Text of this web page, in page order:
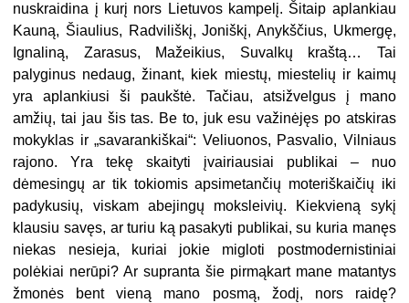
nuskraidina į kurį nors Lietuvos kampelį. Šitaip aplankiau
Kauną, Šiaulius, Radviliškį, Joniškį, Anykščius, Ukmergę,
Ignaliną, Zarasus, Mažeikius, Suvalkų kraštą… Tai
palyginus nedaug, žinant, kiek miestų, miestelių ir kaimų
yra aplankiusi ši paukštė. Tačiau, atsižvelgus į mano
amžių, tai jau šis tas. Be to, juk esu važinėjęs po atskiras
mokyklas ir „savarankiškai“: Veliuonos, Pasvalio, Vilniaus
rajono. Yra tekę skaityti įvairiausiai publikai – nuo
dėmesingų ar tik tokiomis apsimetančių moteriškaičių iki
padykusių, viskam abejingų moksleivių. Kiekvieną sykį
klausiu savęs, ar turiu ką pasakyti publikai, su kuria manęs
niekas nesieja, kuriai jokie migloti postmodernistiniai
polėkiai nerūpi? Ar supranta šie pirmąkart mane matantys
žmonės bent vieną mano posmą, žodį, nors raidę?